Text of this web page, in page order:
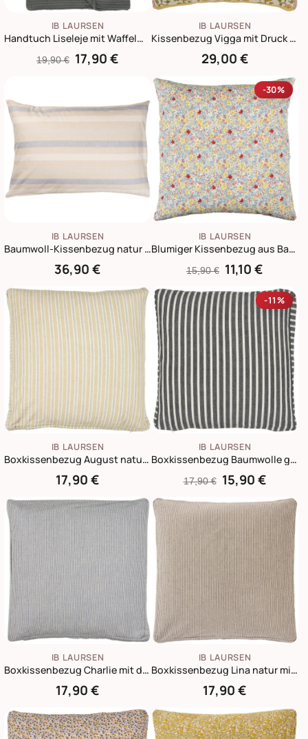
IB LAURSEN
Handtuch Liseleje mit Waffelmuster
19,90 € 17,90 €
IB LAURSEN
Kissenbezug Vigga mit Druck doppelt gewebt
29,00 €
IB LAURSEN
Baumwoll-Kissenbezug natur mit weißen und hellblauen Streifen
36,90 €
-30%
IB LAURSEN
Blumiger Kissenbezug aus Baumwolle quadratisch
15,90 € 11,10 €
IB LAURSEN
Boxkissenbezug August natur mit blauen und weissen Streifen
17,90 €
-11%
IB LAURSEN
Boxkissenbezug Baumwolle gestreift
17,90 € 15,90 €
IB LAURSEN
Boxkissenbezug Charlie mit dünnen Streifen
17,90 €
IB LAURSEN
Boxkissenbezug Lina natur mit dünnen schwarzen Streifen
17,90 €